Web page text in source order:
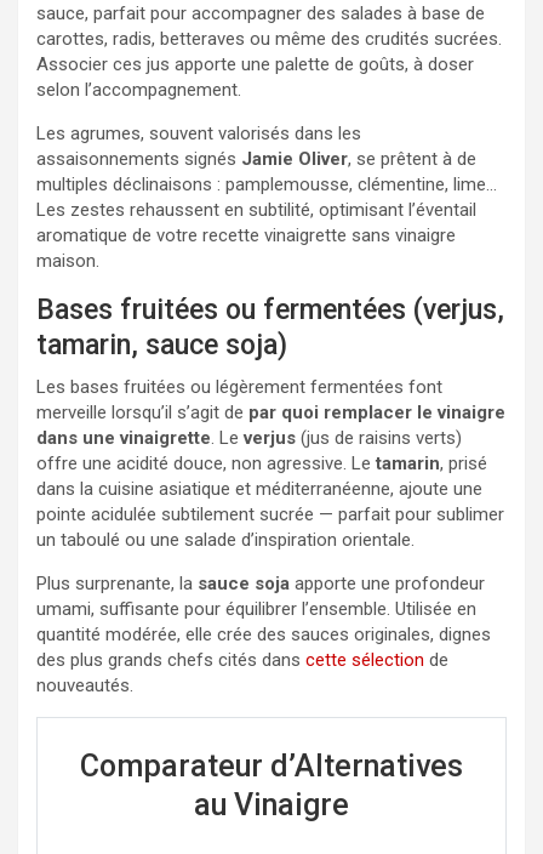
sauce, parfait pour accompagner des salades à base de
carottes, radis, betteraves ou même des crudités sucrées.
Associer ces jus apporte une palette de goûts, à doser
selon l’accompagnement.
Les agrumes, souvent valorisés dans les
assaisonnements signés Jamie Oliver, se prêtent à de
multiples déclinaisons : pamplemousse, clémentine, lime…
Les zestes rehaussent en subtilité, optimisant l’éventail
aromatique de votre recette vinaigrette sans vinaigre
maison.
Bases fruitées ou fermentées (verjus,
tamarin, sauce soja)
Les bases fruitées ou légèrement fermentées font
merveille lorsqu’il s’agit de par quoi remplacer le vinaigre
dans une vinaigrette. Leverjus (jus de raisins verts)
offre une acidité douce, non agressive. Letamarin, prisé
dans la cuisine asiatique et méditerranéenne, ajoute une
pointe acidulée subtilement sucrée — parfait pour sublimer
un taboulé ou une salade d’inspiration orientale.
Plus surprenante, la sauce soja apporte une profondeur
umami, suffisante pour équilibrer l’ensemble. Utilisée en
quantité modérée, elle crée des sauces originales, dignes
des plus grands chefs cités dans cette sélection de
nouveautés.
Comparateur d’Alternatives
au Vinaigre